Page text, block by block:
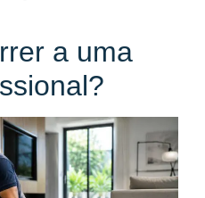
a uma